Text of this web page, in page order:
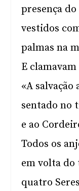
presença
vestidos
palmas na
E
«A salvação
sentado no
e ao
Todos os
em volta do
quatro